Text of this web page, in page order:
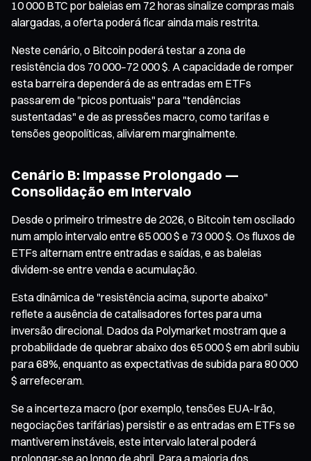
10 000 BTC por baleias em 72 horas sinalize compras mais
alargadas, a oferta poderá ficar ainda mais restrita.
Neste cenário, o Bitcoin poderá testar a zona de
resistência dos 70 000–72 000 $. A capacidade de romper
esta barreira dependerá de as entradas em ETFs
passarem de "picos pontuais" para "tendências
sustentadas" e de as pressões macro, como tarifas e
tensões geopolíticas, aliviarem marginalmente.
Cenário B: Impasse Prolongado —
Consolidação em Intervalo
Desde o primeiro trimestre de 2026, o Bitcoin tem oscilado
num amplo intervalo entre 65 000 $ e 73 000 $. Os fluxos de
ETFs alternam entre entradas e saídas, e as baleias
dividem-se entre venda e acumulação.
Esta dinâmica de "resistência acima, suporte abaixo"
reflete a ausência de catalisadores fortes para uma
inversão direcional. Dados da Polymarket mostram que a
probabilidade de quebrar abaixo dos 65 000 $ em abril subiu
para 68%, enquanto as expectativas de subida para 80 000
$ arrefeceram.
Se a incerteza macro (por exemplo, tensões EUA-Irão,
negociações tarifárias) persistir e as entradas em ETFs se
mantiverem instáveis, este intervalo lateral poderá
prolongar-se ao longo de abril. Para a maioria dos